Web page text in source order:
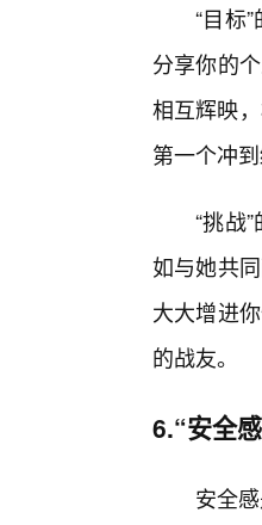
“目标
分享你的
相互辉映
第一个冲
“挑战
如与她共
大大增进
的战友。
6.“安全
安全